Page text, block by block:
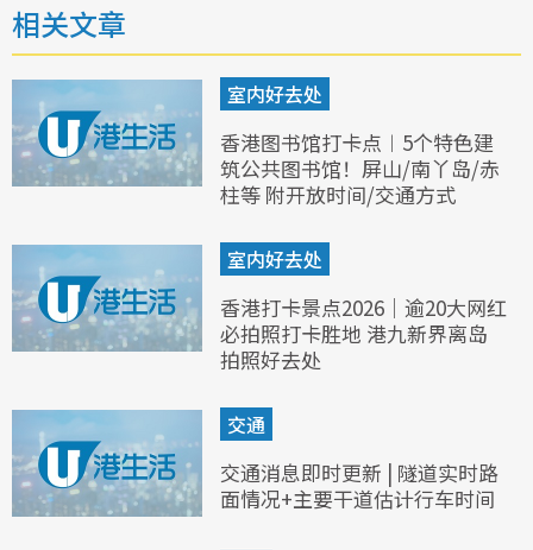
相关文章
室内好去处
香港图书馆打卡点︱5个特色建
筑公共图书馆！屏山/南丫岛/赤
柱等 附开放时间/交通方式
室内好去处
香港打卡景点2026｜逾20大网红
必拍照打卡胜地 港九新界离岛
拍照好去处
交通
交通消息即时更新 | 隧道实时路
面情况+主要干道估计行车时间